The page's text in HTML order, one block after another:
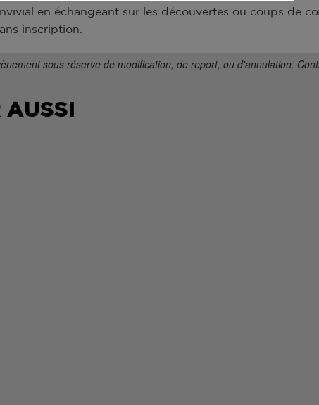
en échangeant sur les découvertes ou coups de
inscription.
sous réserve de modification, de report, ou d'annulation.